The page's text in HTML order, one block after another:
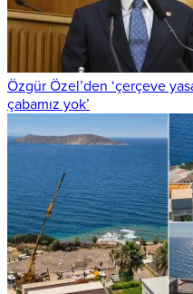
Özgür Özel’den ‘çerçeve
çabamız yok’